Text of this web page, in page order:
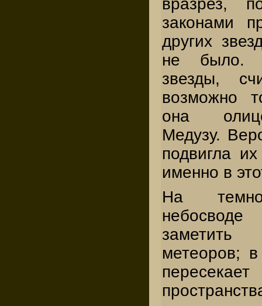
законами
других
не было.
звезды,
возможно
она
Медузу.
подвигла
именно в
На
метеоров;